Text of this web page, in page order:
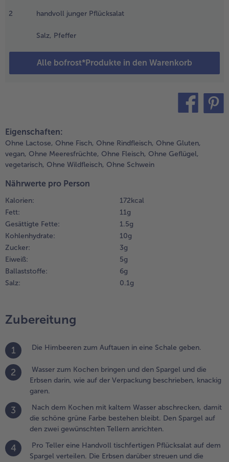
Kuchen & Torten
alle Kuchen & Torten
alle Wein & Spirituosen
Küchenutensilien
alle Küchenutensilien
bofrost*free
alle bofrost*free
Weiterempfehlen &
2 handvoll junger Pflücksalat
Salz, Pfeffer
Alle bofrost*Produkte in den Warenkorb
Spargel
mit
Den
auf
zwei
dem
und
beide
Eigenschaften:
Ohne Lactose, Ohne Fisch, Ohne Rindfleisch, Ohne Gluten,
vegan, Ohne Meeresfrüchte, Ohne Fleisch, Ohne Geflügel,
vegetarisch, Ohne Wildfleisch, Ohne Schwein
Nährwerte pro Person
Kalorien:
172 kcal
Fett:
11 g
Gesättigte Fette:
1.5 g
Kohlenhydrate:
10 g
Zucker:
3 g
Eiweiß:
5 g
Ballaststoffe:
6 g
Salz:
0.1 g
Zubereitung
1 Die Himbeeren zum Auftauen in eine Schale geben.
2
Wasser zum Kochen bringen und den Spargel und die
Erbsen darin, wie auf der Verpackung beschrieben, knackig
garen.
3
Nach dem Kochen mit kaltem Wasser abschrecken, damit
die schöne grüne Farbe bestehen bleibt. Den Spargel auf
den zwei gewünschten Tellern anrichten.
4
Pro Teller eine Handvoll tischfertigen Pflücksalat auf dem
Spargel verteilen. Die Erbsen darüber streuen und die